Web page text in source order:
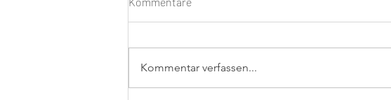
Kommentar verfassen...